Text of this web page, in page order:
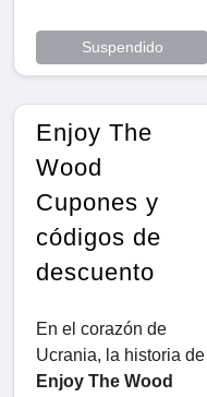
Suspendido
Enjoy The
Wood
Cupones y
códigos de
descuento
En el corazón de
Ucrania, la historia de
Enjoy The Wood